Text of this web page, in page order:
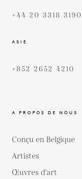
+44 20 3318 3190
ASIE
+852 2652 4210
A PROPOS DE NOUS
Conçu en Belgique
Artistes
Œuvres d'art